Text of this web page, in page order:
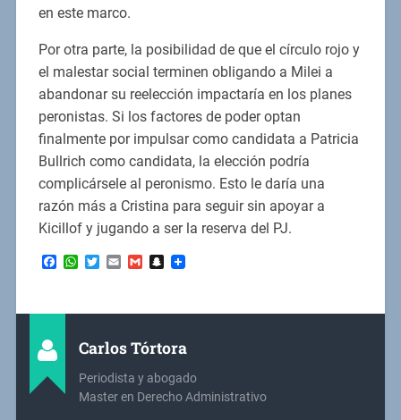
en este marco.
Por otra parte, la posibilidad de que el círculo rojo y
el malestar social terminen obligando a Milei a
abandonar su reelección impactaría en los planes
peronistas. Si los factores de poder optan
finalmente por impulsar como candidata a Patricia
Bullrich como candidata, la elección podría
complicársele al peronismo. Esto le daría una
razón más a Cristina para seguir sin apoyar a
Kicillof y jugando a ser la reserva del PJ.
Facebook
WhatsApp
TwitterEmailGmailSnapchat
Carlos Tórtora
Periodista y abogado
Master en Derecho Administrativo